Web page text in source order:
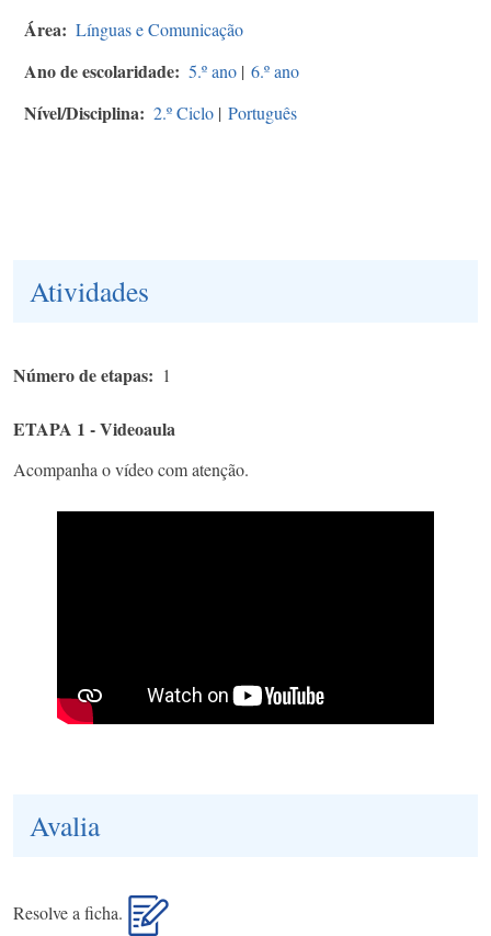
Área Línguas e Comunicação
Ano de escolaridade 5.º ano | 6.º ano
Nível/Disciplina 2.º Ciclo | Português
Atividades
Número de etapas 1
ETAPA 1 - Videoaula
Acompanha o vídeo com atenção.
Avalia
Resolve a ficha.